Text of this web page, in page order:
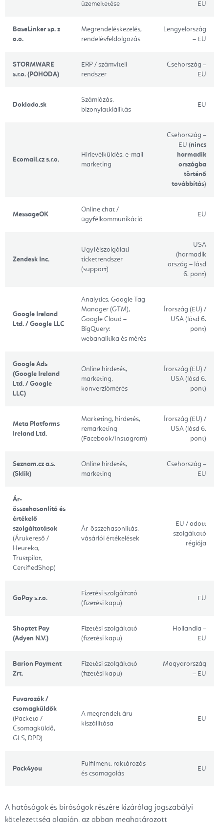
üzemeltetése
EU
BaseLinker sp. z
o.o.
Megrendeléskezelés,
rendelésfeldolgozás
Lengyelország
– EU
STORMWARE
s.r.o. (POHODA)
ERP / számviteli
rendszer
Csehország –
EU
Doklado.sk
Számlázás,
bizonylatkiállítás
EU
Ecomail.cz s.r.o.
Hírlevélküldés, e-mail
marketing
Csehország –
EU (nincs
harmadik
országba
történő
továbbítás)
MessageOK
Online chat /
ügyfélkommunikáció
EU
Zendesk Inc.
Ügyfélszolgálati
ticketrendszer
(support)
USA
(harmadik
ország – lásd
6. pont)
Google Ireland
Ltd. / Google LLC
Analytics, Google Tag
Manager (GTM),
Google Cloud –
BigQuery:
webanalitika és mérés
Írország (EU) /
USA (lásd 6.
pont)
Google Ads
(Google Ireland
Ltd. / Google
LLC)
Online hirdetés,
marketing,
konverziómérés
Írország (EU) /
USA (lásd 6.
pont)
Meta Platforms
Ireland Ltd.
Marketing, hirdetés,
remarketing
(Facebook/Instagram)
Írország (EU) /
USA (lásd 6.
pont)
Seznam.cz a.s.
(Sklik)
Online hirdetés,
marketing
Csehország –
EU
Ár-
összehasonlító és
értékelő
szolgáltatások
(Árukereső /
Heureka,
Trustpilot,
CertifiedShop)
Ár-összehasonlítás,
vásárlói értékelések
EU / adott
szolgáltató
régiója
GoPay s.r.o.
Fizetési szolgáltató
(fizetési kapu)
EU
Shoptet Pay
(Adyen N.V.)
Fizetési szolgáltató
(fizetési kapu)
Hollandia –
EU
Barion Payment
Zrt.
Fizetési szolgáltató
(fizetési kapu)
Magyarország
– EU
Fuvarozók /
csomagküldők
(Packeta /
Csomagküldő,
GLS, DPD)
A megrendelt áru
kiszállítása
EU
Pack4you
Fulfilment, raktározás
és csomagolás
EU
A hatóságok és bíróságok részére kizárólag jogszabályi
kötelezettség alapján, az abban meghatározott